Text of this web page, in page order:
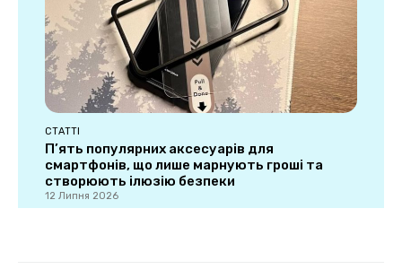
СТАТТІ
П’ять популярних аксесуарів для
смартфонів, що лише марнують гроші та
створюють ілюзію безпеки
12 Липня 2026